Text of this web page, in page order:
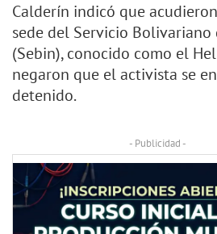
Calderín indicó que
sede del Servicio
(Sebin), conocido como el
negaron que el activista se
detenido.
- Publicidad -